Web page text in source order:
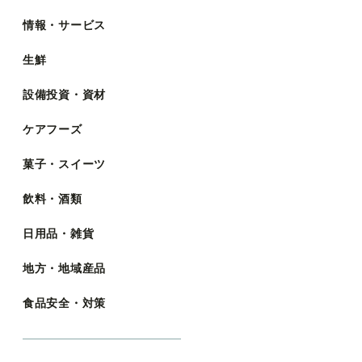
情報・サービス
生鮮
設備投資・資材
ケアフーズ
菓子・スイーツ
飲料・酒類
日用品・雑貨
地方・地域産品
食品安全・対策